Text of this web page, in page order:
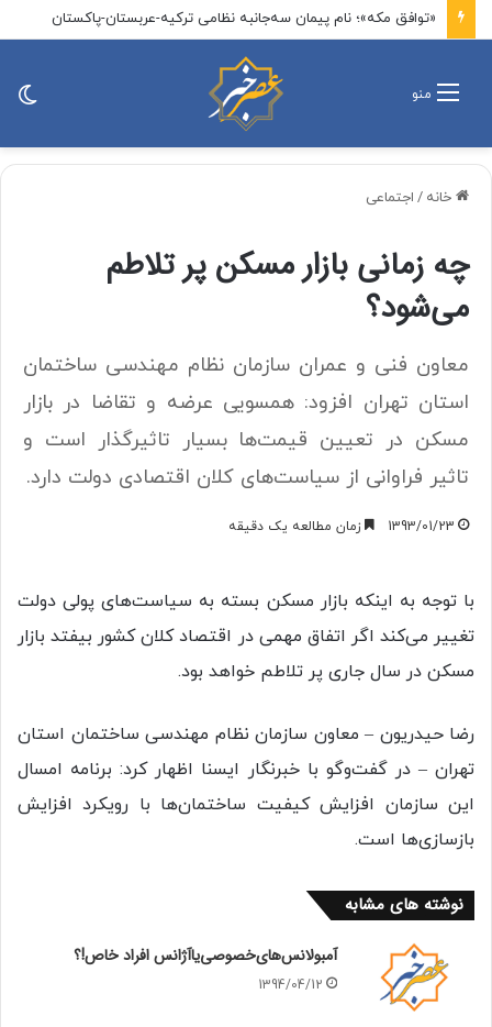
«توافق مکه»؛ نام پیمان سه‌جانبه نظامی ترکیه-عربستان-پاکستان
منو
خانه / اجتماعی
چه زمانی بازار مسکن پر تلاطم
می‌شود؟
معاون فنی و عمران سازمان نظام مهندسی ساختمان
استان تهران افزود:‌ همسویی عرضه و تقاضا در بازار
مسکن در تعیین قیمت‌ها بسیار تاثیرگذار است و
تاثیر فراوانی از سیاست‌های کلان اقتصادی دولت دارد.
1393/01/23 زمان مطالعه یک دقیقه
با توجه به اینکه بازار مسکن بسته به سیاست‌های پولی دولت
تغییر می‌کند اگر اتفاق مهمی در اقتصاد کلان کشور بیفتد بازار
مسکن در سال جاری پر تلاطم خواهد بود.
رضا حیدریون – معاون سازمان نظام مهندسی ساختمان استان
تهران – در گفت‌وگو با خبرنگار ايسنا اظهار کرد: برنامه امسال
این سازمان افزایش کیفیت ساختمان‌ها با رویکرد افزایش
بازسازی‌ها است.
نوشته های مشابه
آمبولانس‌های‌خصوصی‌یا‌‌آژانس افراد خاص!؟
1394/04/12